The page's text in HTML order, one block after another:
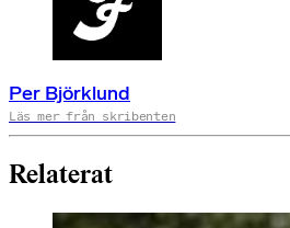
Per Björklund
Läs mer från skribenten
Relaterat